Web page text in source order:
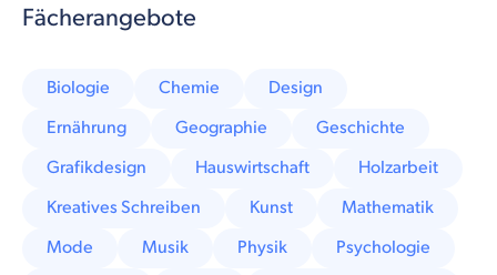
Fächerangebote
Biologie Chemie
Design
Ernährung
Geographie
Geschichte
Grafikdesign
Hauswirtschaft
Holzarbeit
Kreatives Schreiben
Kunst
Mathematik
Mode
Musik Physik
Psychologie